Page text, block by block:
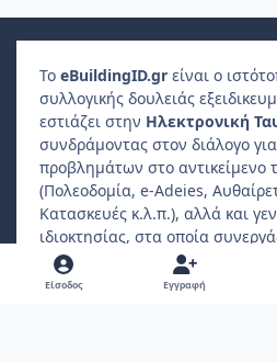
Το eBuildingID.gr είναι ο
συλλογικής δουλειάς
εστιάζει στην Ηλεκτρονική
συνδράμοντας στον διάλογο
προβλημάτων στο αντικείμενο
(Πολεοδομία, e-Adeies,
Κατασκευές κ.λ.π.), αλλά και
ιδιοκτησίας, στα οποία
επαγγελματικές ενώσεις, όπως
Δικηγόροι
Συμβολαιογράφοι
Είσοδος Εγγραφή